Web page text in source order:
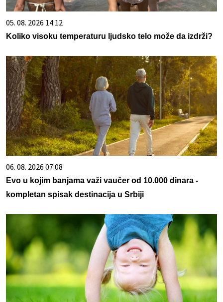
05. 08. 2026 14:12
Koliko visoku temperaturu ljudsko telo može da izdrži?
06. 08. 2026 07:08
Evo u kojim banjama važi vaučer od 10.000 dinara -
kompletan spisak destinacija u Srbiji